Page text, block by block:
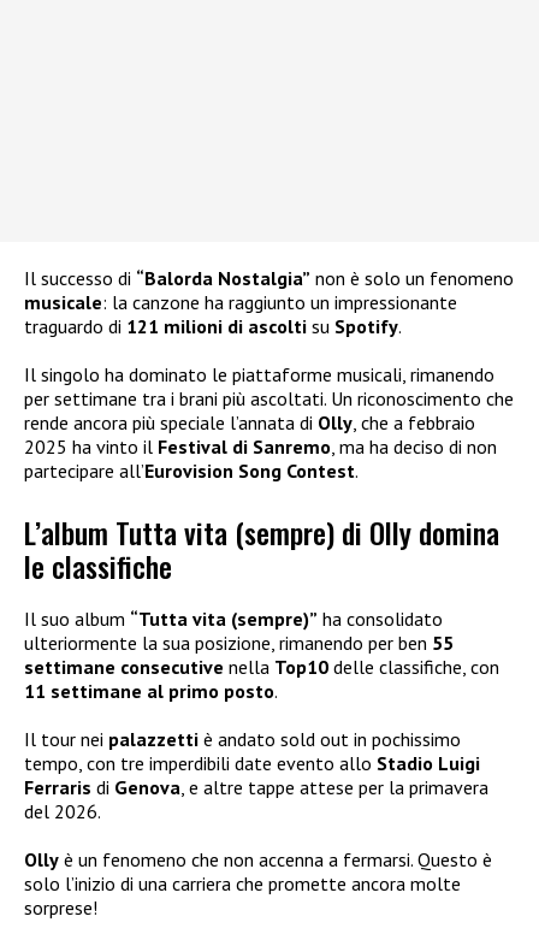
Il successo di “Balorda Nostalgia” non è solo un fenomeno
musicale: la canzone ha raggiunto un impressionante
traguardo di 121 milioni di ascolti su Spotify.
Il singolo ha dominato le piattaforme musicali, rimanendo
per settimane tra i brani più ascoltati. Un riconoscimento che
rende ancora più speciale l’annata di Olly, che a febbraio
2025 ha vinto il Festival di Sanremo, ma ha deciso di non
partecipare all’Eurovision Song Contest.
L’album Tutta vita (sempre) di Olly domina
le classifiche
Il suo album “Tutta vita (sempre)” ha consolidato
ulteriormente la sua posizione, rimanendo per ben 55
settimane consecutive nella Top10 delle classifiche, con
11 settimane al primo posto.
Il tour nei palazzetti è andato sold out in pochissimo
tempo, con tre imperdibili date evento allo Stadio Luigi
Ferraris di Genova , e altre tappe attese per la primavera
del 2026.
Olly è un fenomeno che non accenna a fermarsi. Questo è
solo l’inizio di una carriera che promette ancora molte
sorprese!